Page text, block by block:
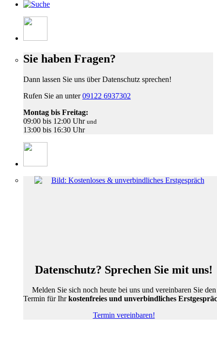
Sie haben Fragen?
Dann lassen Sie uns über Datenschutz sprechen!
Rufen Sie an unter09122 6937302
Montag bis Freitag:
09:00 bis 12:00 Uhr und
13:00 bis 16:30 Uhr
Datenschutz? Sprechen Sie mit uns!
Melden Sie sich noch heute bei uns und vereinbaren Sie den
Termin für Ihrkostenfreies und unverbindliches
Termin vereinbaren!